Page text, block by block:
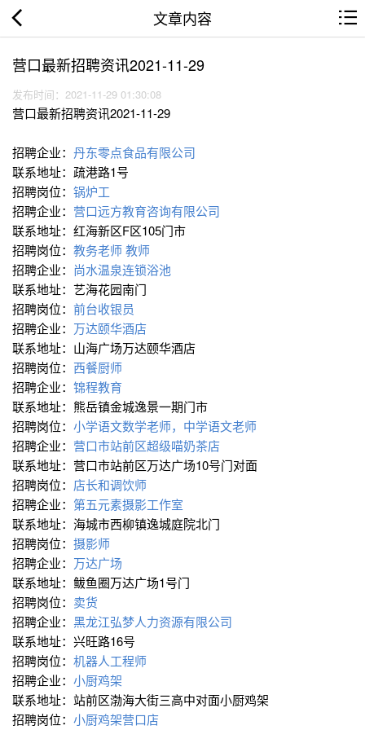
文章内容
营口最新招聘资讯2021-11-29
发布时间：2021-11-29 01:30:08
营口最新招聘资讯2021-11-29
招聘企业： 丹东零点食品有限公司
联系地址：疏港路1号
招聘岗位： 锅炉工
招聘企业： 营口远方教育咨询有限公司
联系地址：红海新区F区105门市
招聘岗位： 教务老师 教师
招聘企业： 尚水温泉连锁浴池
联系地址：艺海花园南门
招聘岗位： 前台收银员
招聘企业： 万达颐华酒店
联系地址：山海广场万达颐华酒店
招聘岗位： 西餐厨师
招聘企业： 锦程教育
联系地址：熊岳镇金城逸景一期门市
招聘岗位： 小学语文数学老师，中学语文老师
招聘企业： 营口市站前区超级喵奶茶店
联系地址：营口市站前区万达广场10号门对面
招聘岗位： 店长和调饮师
招聘企业： 第五元素摄影工作室
联系地址：海城市西柳镇逸城庭院北门
招聘岗位： 摄影师
招聘企业： 万达广场
联系地址：鲅鱼圈万达广场1号门
招聘岗位： 卖货
招聘企业： 黑龙江弘梦人力资源有限公司
联系地址：兴旺路16号
招聘岗位： 机器人工程师
招聘企业： 小厨鸡架
联系地址：站前区渤海大街三高中对面小厨鸡架
招聘岗位： 小厨鸡架营口店